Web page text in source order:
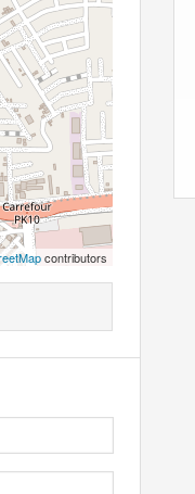
contributors